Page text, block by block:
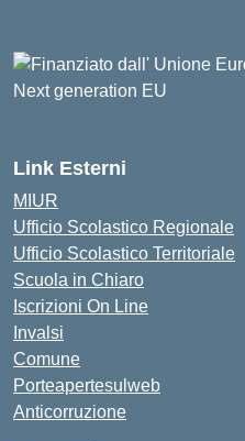
Link Esterni
MIUR
Ufficio Scolastico Regionale
Ufficio Scolastico Territoriale
Scuola in Chiaro
Iscrizioni On Line
Invalsi
Comune
Porteapertesulweb
Anticorruzione